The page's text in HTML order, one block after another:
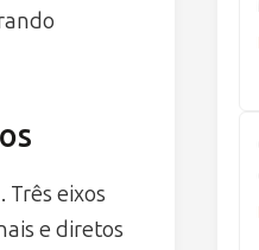
eixos
e diretos